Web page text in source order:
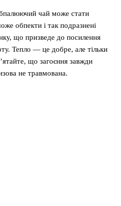
чай може стати
обпекти і так подразнені
що призведе до посилення
Тепло — це добре, але тільки
що загоєння завжди
не травмована.